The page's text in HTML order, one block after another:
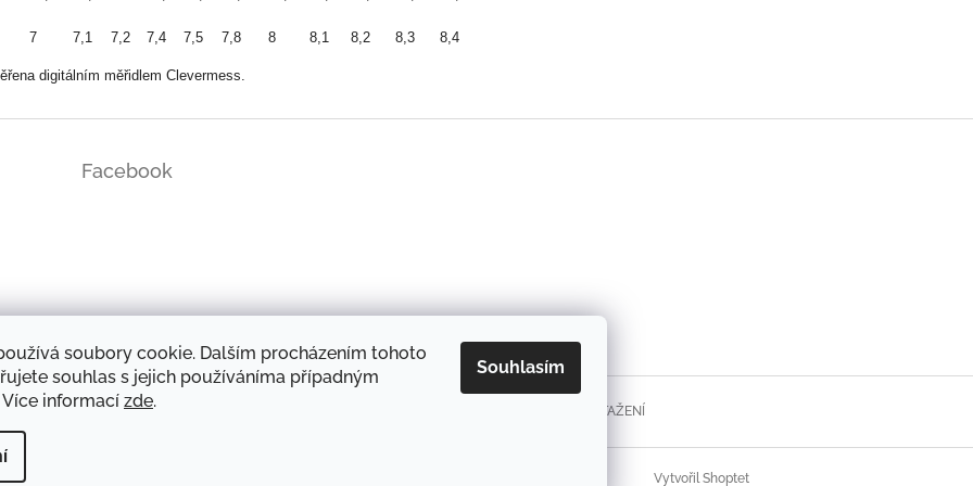
soubory cookie. Dalším procházením tohoto
souhlas s jejich používáníma případným
informací zde.
Souhlasím
7 7,1 7,2 7,4 7,5 7,8 8 8,1 8,2 8,3 8,4
digitálním měřidlem Clevermess.
Facebook
DOPRAVA A PLATBA OCHRANA OSOBNÍCH ÚDAJŮ FORMULÁŘE KE STAŽENÍ
Vytvořil Shoptet